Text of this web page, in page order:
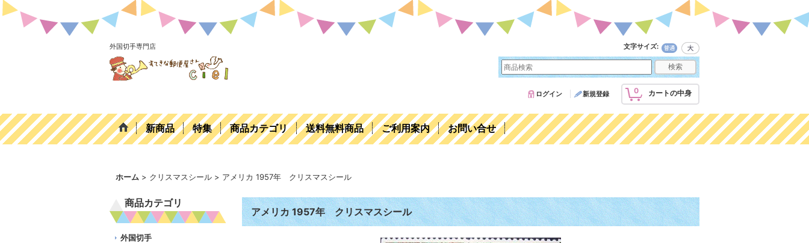
外国切手専門店 文字サイズ:
0 カートの中身
ログイン 新規登録
新商品 特集 商品カテゴリ 送料無料商品 ご利用案内 お問い合せ
ホーム > クリスマスシール > アメリカ 1957年 クリスマスシール
商品カテゴリ
外国切手
アメリカ 1957年 クリスマスシール